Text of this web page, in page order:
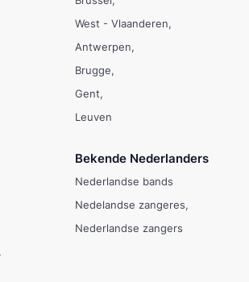
West - Vlaanderen
Antwerpen
Brugge
Gent
Leuven
Bekende Nederlanders
Nederlandse bands
Nedelandse zangeres
Nederlandse zangers